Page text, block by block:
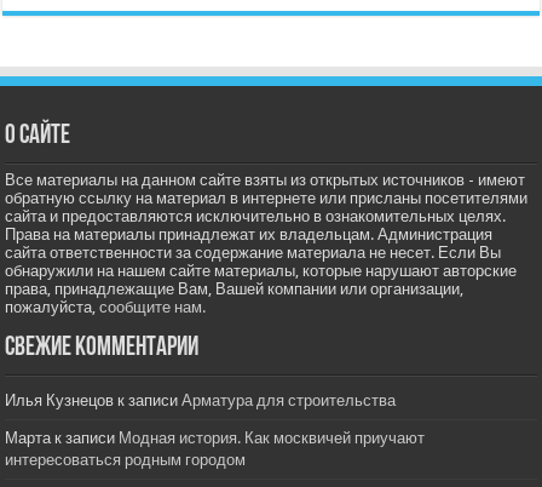
О сайте
Все материалы на данном сайте взяты из открытых источников - имеют
обратную ссылку на материал в интернете или присланы посетителями
сайта и предоставляются исключительно в ознакомительных целях.
Права на материалы принадлежат их владельцам. Администрация
сайта ответственности за содержание материала не несет. Если Вы
обнаружили на нашем сайте материалы, которые нарушают авторские
права, принадлежащие Вам, Вашей компании или организации,
пожалуйста,сообщите нам.
Свежие комментарии
Илья Кузнецов к записиАрматура для строительства
Мартак записи Модная история. Как москвичей приучают
интересоваться родным городом